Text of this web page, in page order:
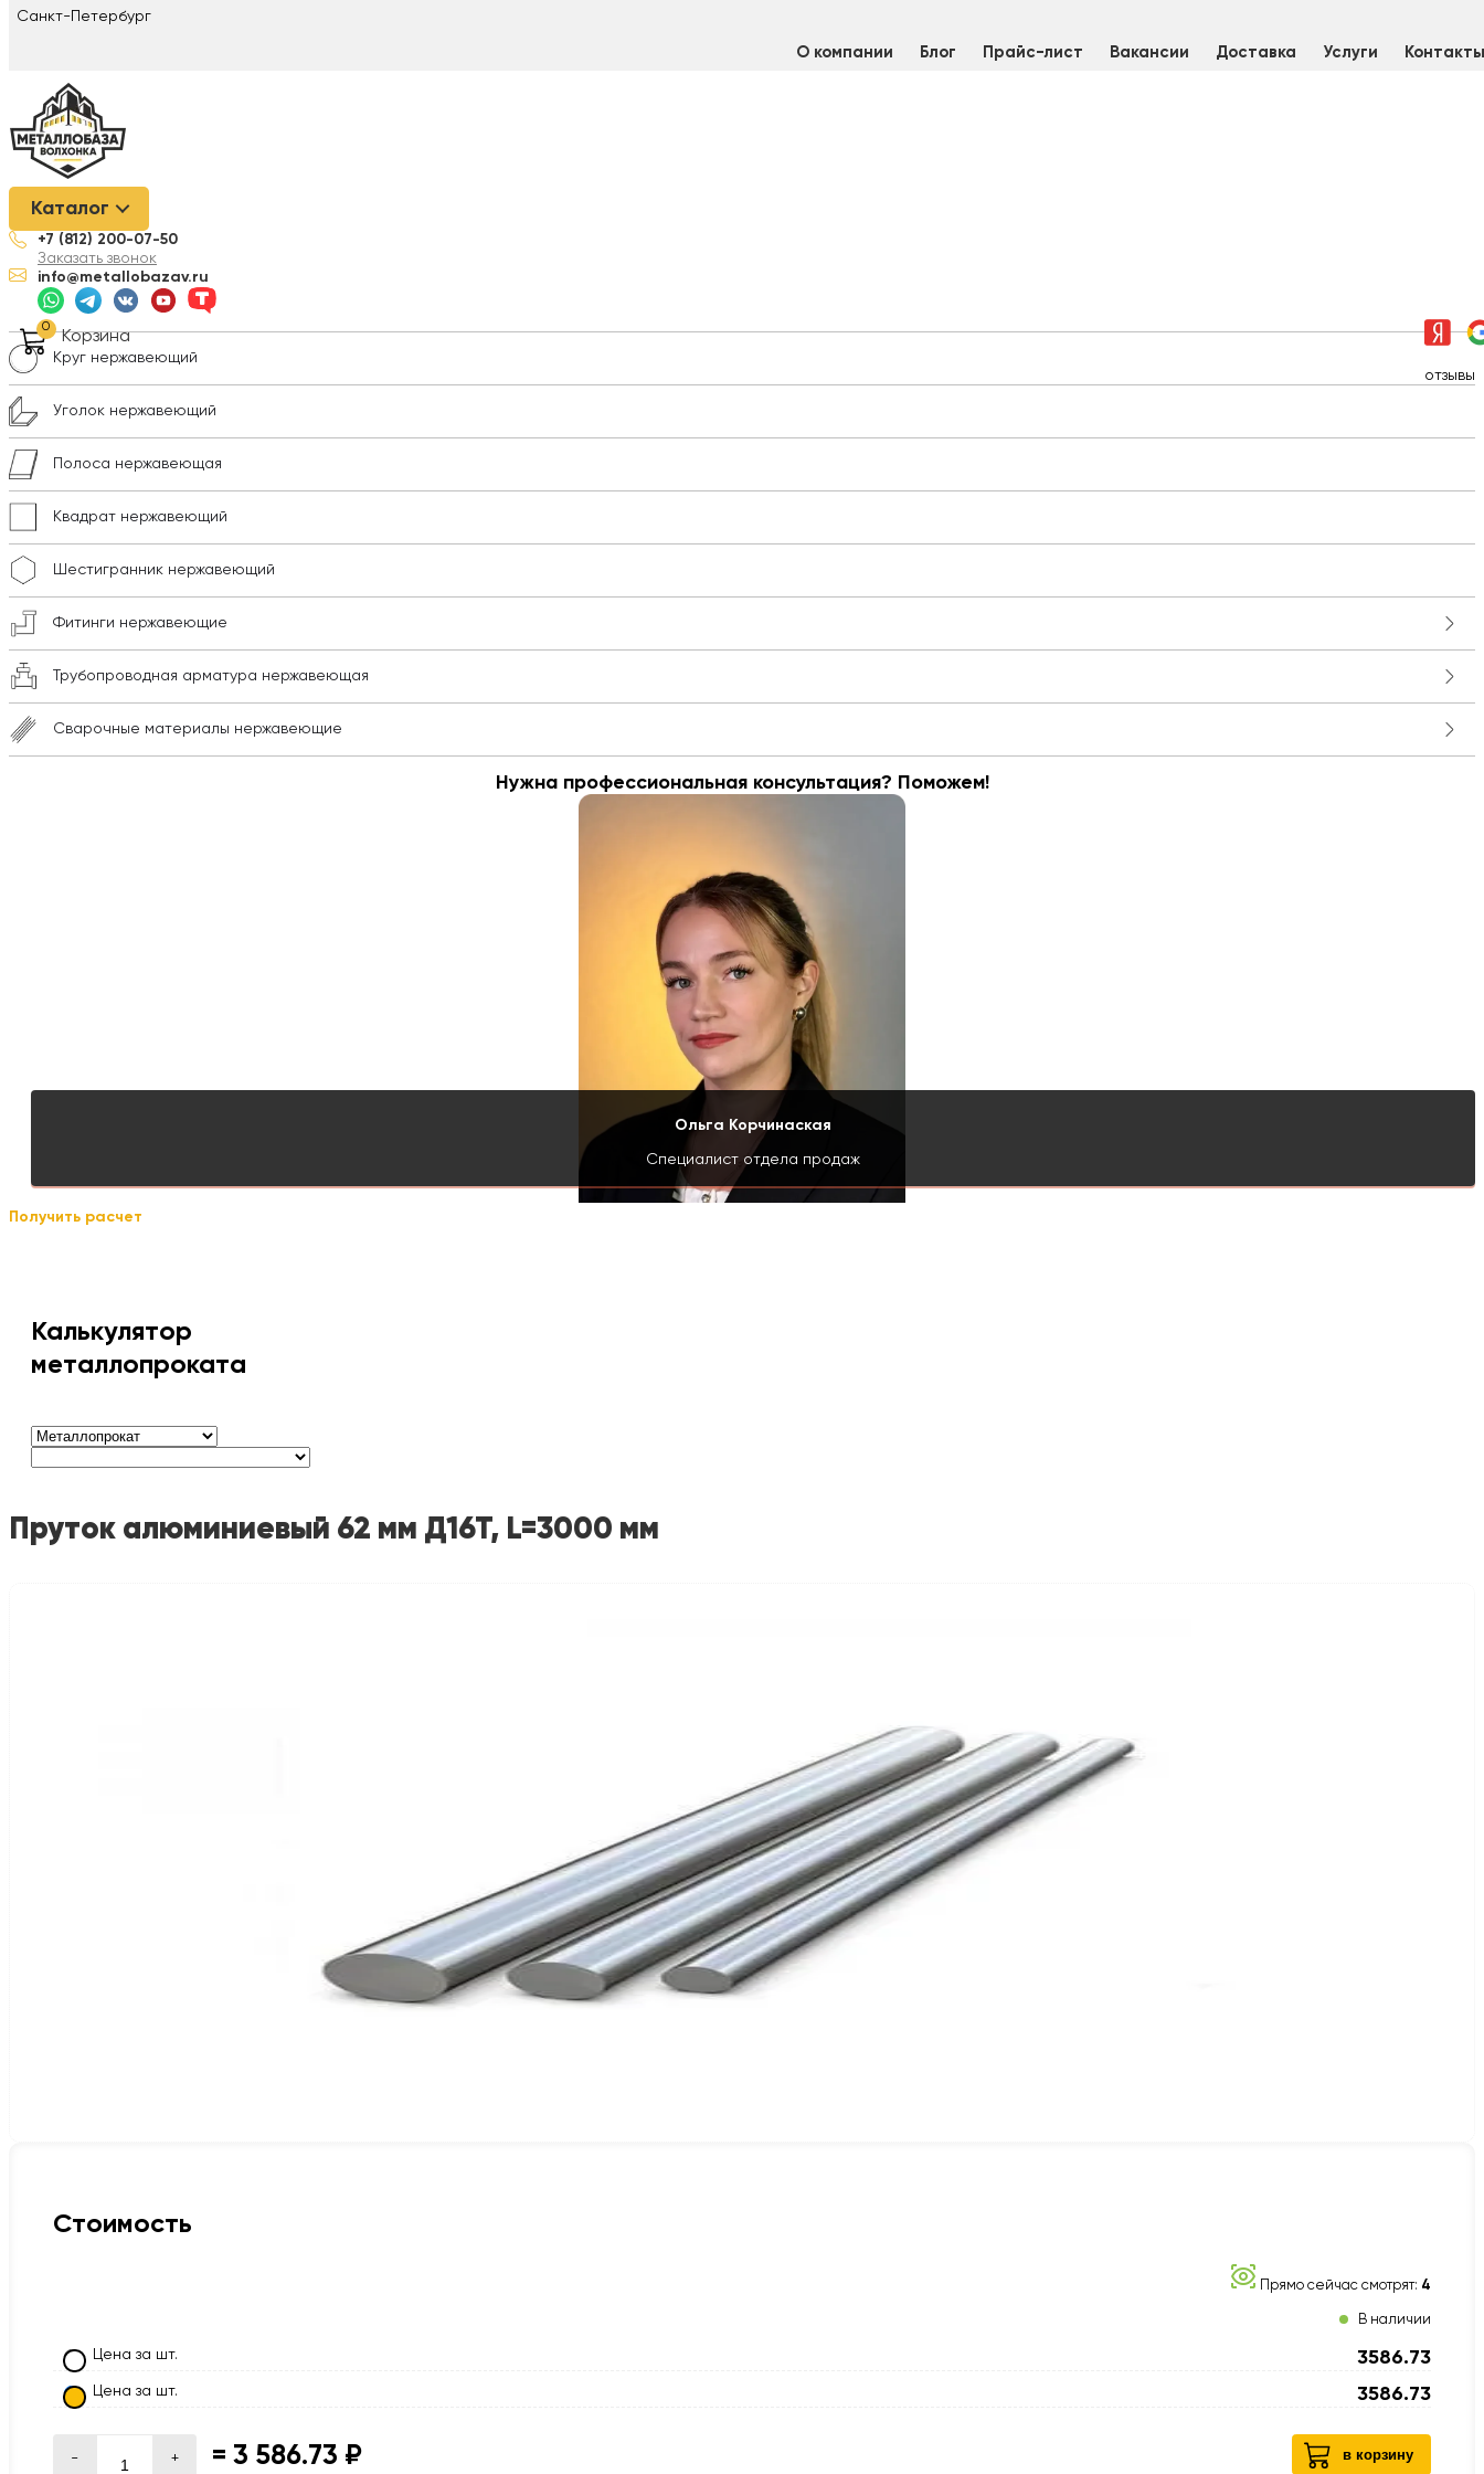
Санкт-Петербург
О компании Блог Прайс-лист Вакансии Доставка Услуги Контакты
Каталог
+7 (812) 200-07-50
Заказать звонок
info@metallobazav.ru
Корзина
0
отзывы
Металлобаза Волхонка
Лист нержавеющий
Трубы нержавеющие
Круг нержавеющий
Уголок нержавеющий
Полоса нержавеющая
Квадрат нержавеющий
Шестигранник нержавеющий
Фитинги нержавеющие
Трубопроводная арматура нержавеющая
Сварочные материалы нержавеющие
Нужна профессиональная консультация? Поможем!
Ольга Корчинаская
Специалист отдела продаж
Получить расчет
Калькулятор
металлопроката
Пруток алюминиевый 62 мм Д16Т, L=3000 мм
Стоимость
Прямо сейчас смотрят: 4
В наличии
Цена за шт. 3586.73
Цена за шт. 3586.73
- + = 3 586.73 ₽ в корзину